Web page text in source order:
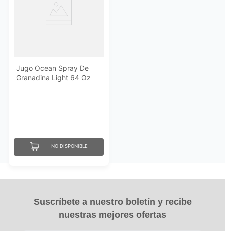
Jugo Ocean Spray De
Granadina Light 64 Oz
NO DISPONIBLE
Suscríbete a nuestro boletín y recibe
nuestras mejores ofertas